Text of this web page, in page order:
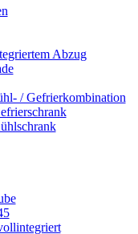
Abzug
/ Gefrierkombination